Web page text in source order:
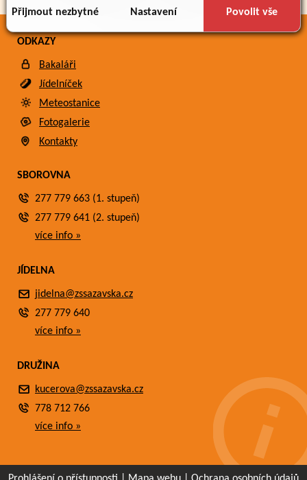
důsledku toho, že používáte jejich služby.
Přijmout nezbytné Nastavení Povolit vše
ODKAZY
Bakaláři
Jídelníček
Meteostanice
Fotogalerie
Kontakty
SBOROVNA
277 779 663 (1. stupeň)
277 779 641 (2. stupeň)
více info »
JÍDELNA
jidelna@zssazavska.cz
277 779 640
více info »
DRUŽINA
kucerova@zssazavska.cz
778 712 766
více info »